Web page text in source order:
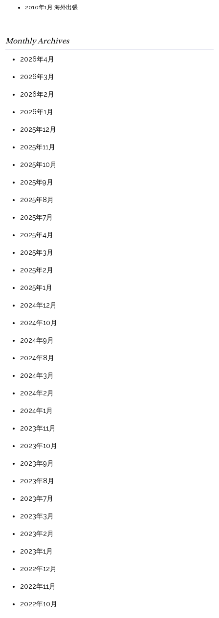
2010年1月 海外出張
Monthly Archives
2026年4月
2026年3月
2026年2月
2026年1月
2025年12月
2025年11月
2025年10月
2025年9月
2025年8月
2025年7月
2025年4月
2025年3月
2025年2月
2025年1月
2024年12月
2024年10月
2024年9月
2024年8月
2024年3月
2024年2月
2024年1月
2023年11月
2023年10月
2023年9月
2023年8月
2023年7月
2023年3月
2023年2月
2023年1月
2022年12月
2022年11月
2022年10月